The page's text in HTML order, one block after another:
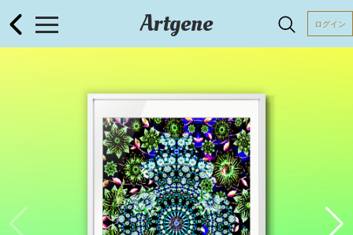
Artgene ログイン